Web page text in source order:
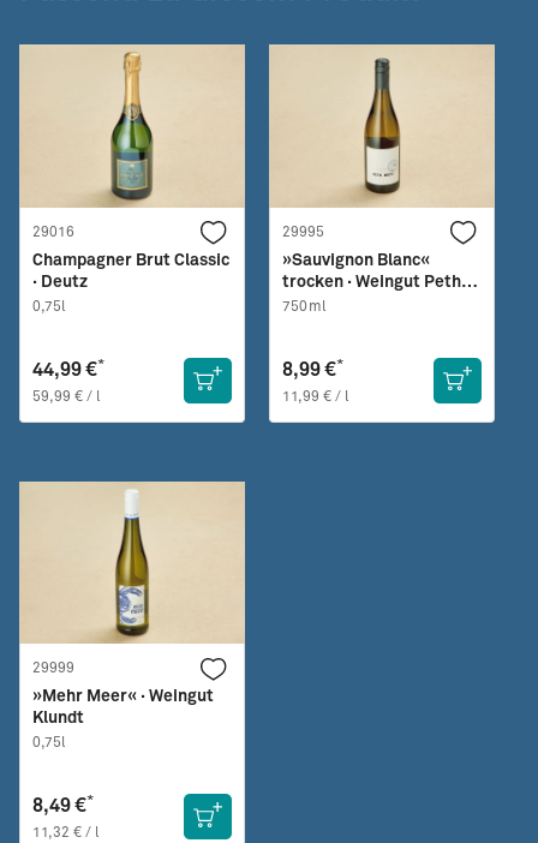
29016
Champagner Brut Classic
· Deutz
0,75l
44,99 €*
59,99 € / l
29995
»Sauvignon Blanc«
trocken · Weingut Peth-
Wetz
750ml
8,99 €*
11,99 € / l
29999
»Mehr Meer« · Weingut
Klundt
0,75l
8,49 €*
11,32 € / l